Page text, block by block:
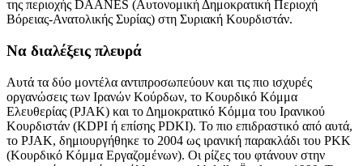
της περιοχής DAANES (Αυτονομική Δημοκρατική Περιοχή
Βόρειας-Ανατολικής Συρίας) στη Συριακή Κουρδιστάν.
Να διαλέξεις πλευρά
Αυτά τα δύο μοντέλα αντιπροσωπεύουν και τις πιο ισχυρές
οργανώσεις των Ιρανών Κούρδων, το Κουρδικό Κόμμα
Ελευθερίας (PJAK) και το Δημοκρατικό Κόμμα του Ιρανικού
Κουρδιστάν (KDPI ή επίσης PDKI). Το πιο επιδραστικό από αυτά,
το PJAK, δημιουργήθηκε το 2004 ως ιρανική παρακλάδι του PKK
(Κουρδικό Κόμμα Εργαζομένων). Οι ρίζες του φτάνουν στην